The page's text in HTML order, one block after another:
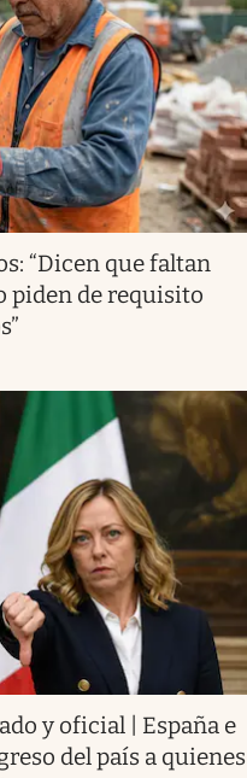
“Dicen que faltan
piden de requisito
y oficial | España e
del país a quienes